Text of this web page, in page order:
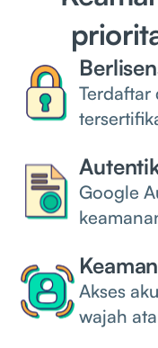
Terdaftar
Google
Akses
wajah